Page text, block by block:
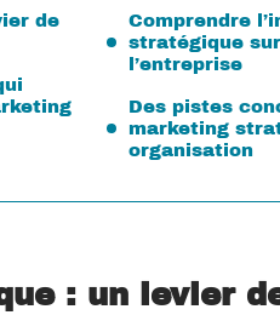
de
Comprendre
stratégique
l’entreprise
Des pistes
marketing
organisation
: un levier